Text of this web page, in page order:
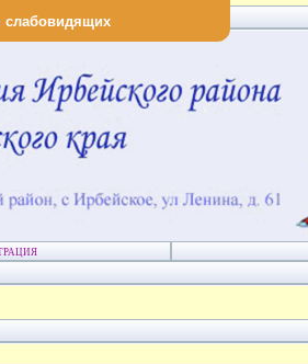
слабовидящих